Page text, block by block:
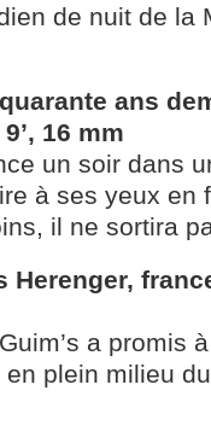
de nuit de la
ans
16 mm
un soir dans
à ses yeux en
il ne sortira
a promis
en plein milieu